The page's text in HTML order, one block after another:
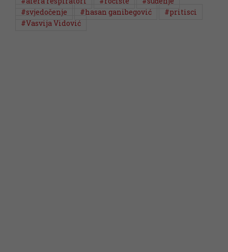
#svjedočenje
#hasan ganibegović
#pritisci
#Vasvija Vidović